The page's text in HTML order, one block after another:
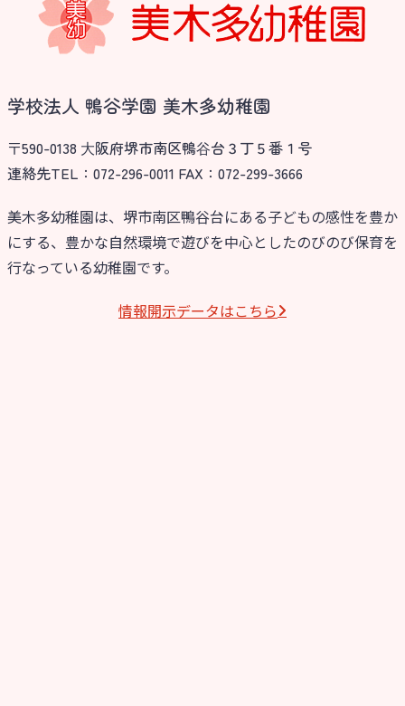
学校法人 鴨谷学園 美木多幼稚園
〒590-0138 ⼤阪府堺市南区鴨⾕台３丁５番１号
連絡先TEL：072-296-0011 FAX：072-299-3666
美木多幼稚園は、堺市南区鴨谷台にある子どもの感性を豊か
にする、豊かな自然環境で遊びを中心としたのびのび保育を
行なっている幼稚園です。
情報開⽰データはこちら